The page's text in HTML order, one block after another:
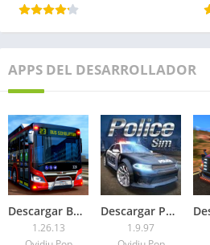
APPS DEL DESARROLLADOR
Descargar Bus Simulator 2023 APK: Dinero ilimitado
1.26.13
Descargar Police Sim 2022 APK 2026 Para Android
1.9.97